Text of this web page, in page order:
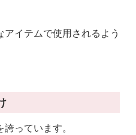
イテムで使用されるよう
っています。